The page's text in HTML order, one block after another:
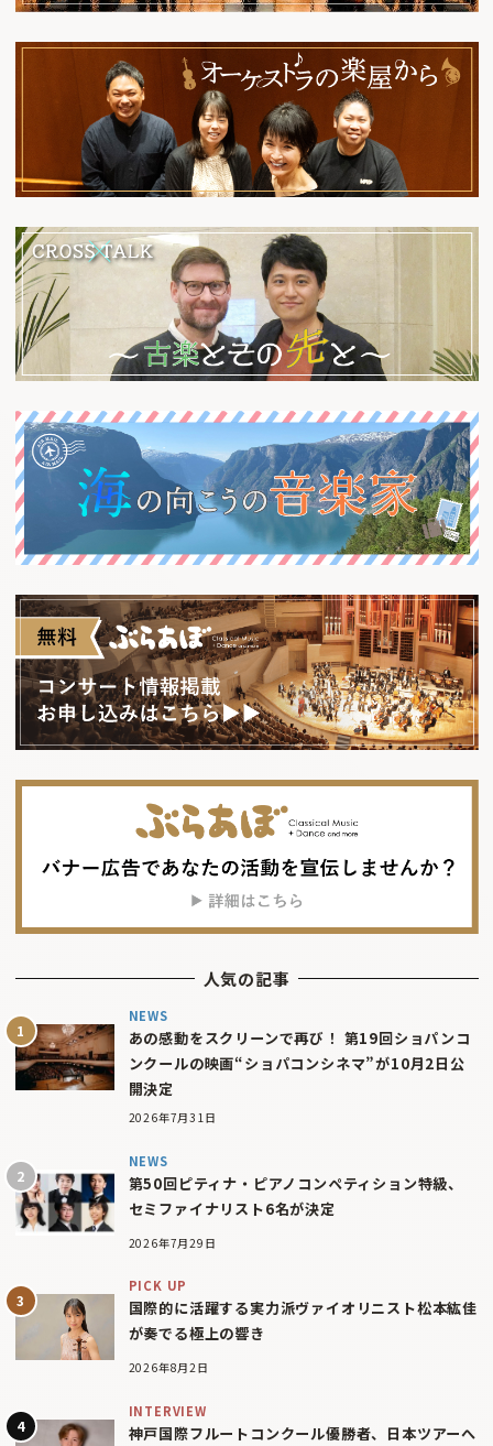
人気の記事
NEWS
あの感動をスクリーンで再び！ 第19回ショパンコ
ンクールの映画“ショパコンシネマ”が10月2日公
開決定
2026年7月31日
NEWS
第50回ピティナ・ピアノコンペティション特級、
セミファイナリスト6名が決定
2026年7月29日
PICK UP
国際的に活躍する実力派ヴァイオリニスト松本紘佳
が奏でる極上の響き
2026年8月2日
INTERVIEW
神戸国際フルートコンクール優勝者、日本ツアーへ